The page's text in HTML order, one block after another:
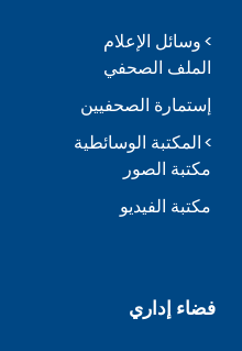
وسائل الإعلام
الملف الصحفي
إستمارة الصحفيين
المكتبة الوسائطية
مكتبة الصور
مكتبة الفيديو
فضاء إداري